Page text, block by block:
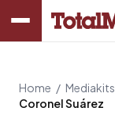
Home / Mediakits
Coronel Suárez